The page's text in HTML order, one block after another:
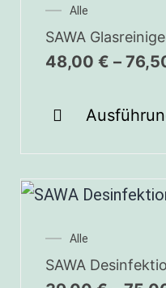
Alle
SAWA
48,00 € –
Alle
SAWA